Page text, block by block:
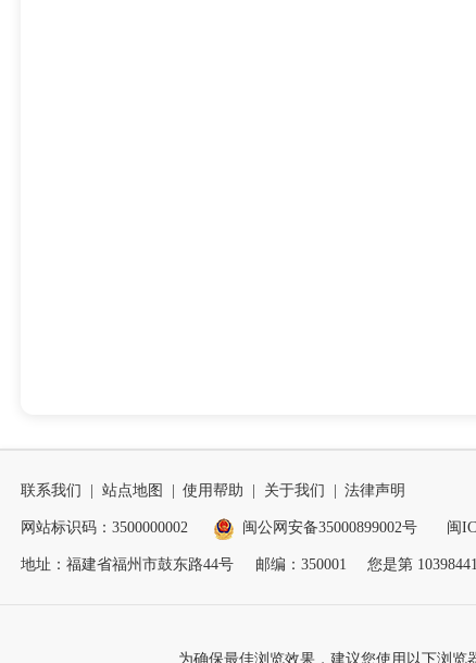
联系我们 站点地图 使用帮助 关于我们 法律声明
网站标识码：3500000002 闽公网安备35000899002号 闽
地址：福建省福州市鼓东路44号 邮编：350001 您是第
为确保最佳浏览效果，建议您使用以下浏览